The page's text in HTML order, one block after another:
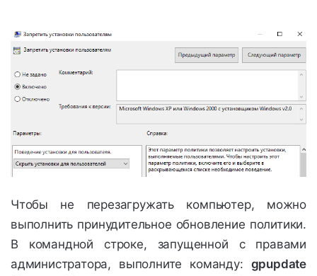
Чтобы не перезагружать компьютер, можно
выполнить принудительное обновление политики.
В командной строке, запущенной с правами
администратора, выполните команду: gpupdate